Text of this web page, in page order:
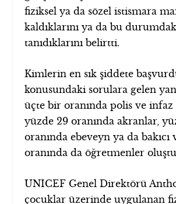
fiziksel ya da sözel istismara
kaldıklarını ya da bu
tanıdıklarını belirtti.
Kimlerin en sık şiddete
konusundaki sorulara gelen
üçte bir oranında polis ve
yüzde 29 oranında akranlar,
oranında ebeveyn ya da bakıcı
oranında da öğretmenler
UNICEF Genel Direktörü
çocuklar üzerinde uygulanan